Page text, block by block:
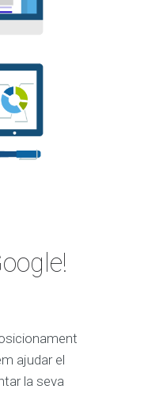
ajudar el
la seva